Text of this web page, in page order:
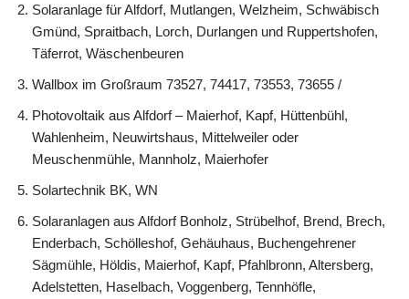
Solaranlage für Alfdorf, Mutlangen, Welzheim, Schwäbisch
Gmünd, Spraitbach, Lorch, Durlangen und Ruppertshofen,
Täferrot, Wäschenbeuren
Wallbox im Großraum 73527, 74417, 73553, 73655 /
Photovoltaik aus Alfdorf – Maierhof, Kapf, Hüttenbühl,
Wahlenheim, Neuwirtshaus, Mittelweiler oder
Meuschenmühle, Mannholz, Maierhofer
Solartechnik BK, WN
Solaranlagen aus Alfdorf Bonholz, Strübelhof, Brend, Brech,
Enderbach, Schölleshof, Gehäuhaus, Buchengehrener
Sägmühle, Höldis, Maierhof, Kapf, Pfahlbronn, Altersberg,
Adelstetten, Haselbach, Voggenberg, Tennhöfle,